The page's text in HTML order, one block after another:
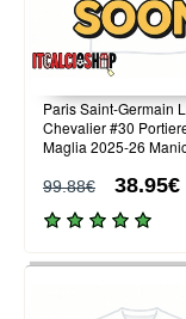
Paris Saint-Germain
Chevalier #30
Maglia 2025-26
99.88€ 38.95€